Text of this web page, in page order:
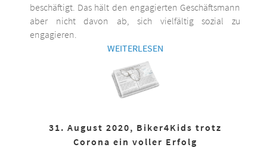
beschäftigt. Das hält den engagierten Geschäftsmann
aber nicht davon ab, sich vielfältig sozial zu
engagieren.
WEITERLESEN
31. August 2020, Biker4Kids trotz
Corona ein voller Erfolg